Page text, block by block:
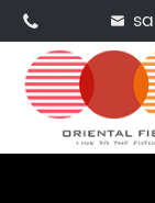
 